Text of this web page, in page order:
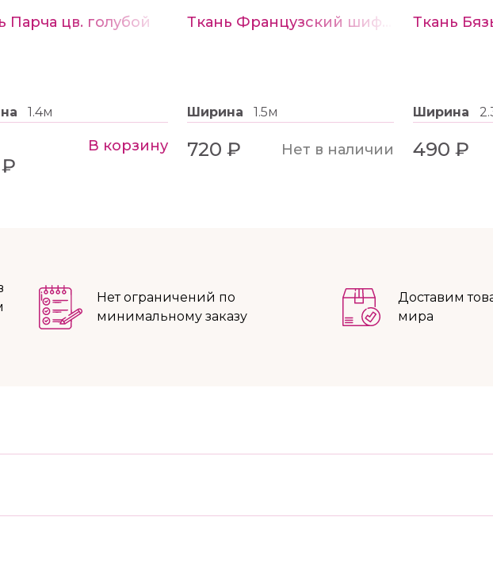
Парча цв. голубой
1.4м
В корзину
Ширина 1.5м
720 ₽ Нет в наличии
Ширина
490 ₽
Нет ограничений по
минимальному заказу
Доставим
мира